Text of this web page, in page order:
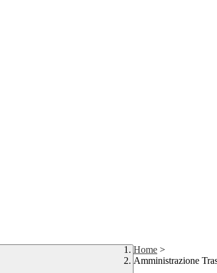
Home >
Amministrazione